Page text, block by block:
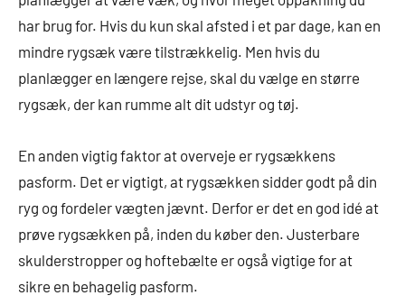
har brug for. Hvis du kun skal afsted i et par dage, kan en
mindre rygsæk være tilstrækkelig. Men hvis du
planlægger en længere rejse, skal du vælge en større
rygsæk, der kan rumme alt dit udstyr og tøj.
En anden vigtig faktor at overveje er rygsækkens
pasform. Det er vigtigt, at rygsækken sidder godt på din
ryg og fordeler vægten jævnt. Derfor er det en god idé at
prøve rygsækken på, inden du køber den. Justerbare
skulderstropper og hoftebælte er også vigtige for at
sikre en behagelig pasform.